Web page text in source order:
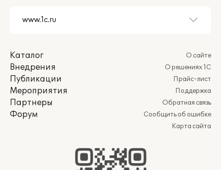
Каталог
Внедрения
Публикации
Мероприятия
Партнеры
Форум
О сайте
О решениях 1С
Прайс-лист
Поддержка
Обратная связь
Сообщить об ошибке
Карта сайта